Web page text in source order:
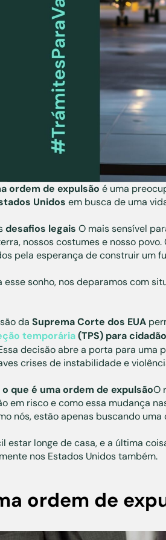
ordem de expulsão é uma
Unidos em busca de uma
desafios legais O mais sensível
nossos costumes e nosso povo.
pela esperança de construir um
esse sonho, nos deparamos com
da Suprema Corte dos EUA
temporária(TPS) para
decisão abre a porta para uma
crises de instabilidade e
o que é uma ordem de expulsãoO
em risco e como essa mudança
nós, estão apenas buscando
estar longe de casa, e a última
nos Estados Unidos também.
ordem de